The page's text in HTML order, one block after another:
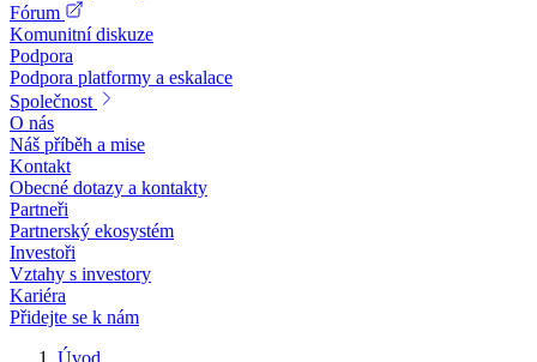
Fórum
Komunitní diskuze
Podpora
Podpora platformy a eskalace
Společnost
O nás
Náš příběh a mise
Kontakt
Obecné dotazy a kontakty
Partneři
Partnerský ekosystém
Investoři
Vztahy s investory
Kariéra
Přidejte se k nám
Úvod